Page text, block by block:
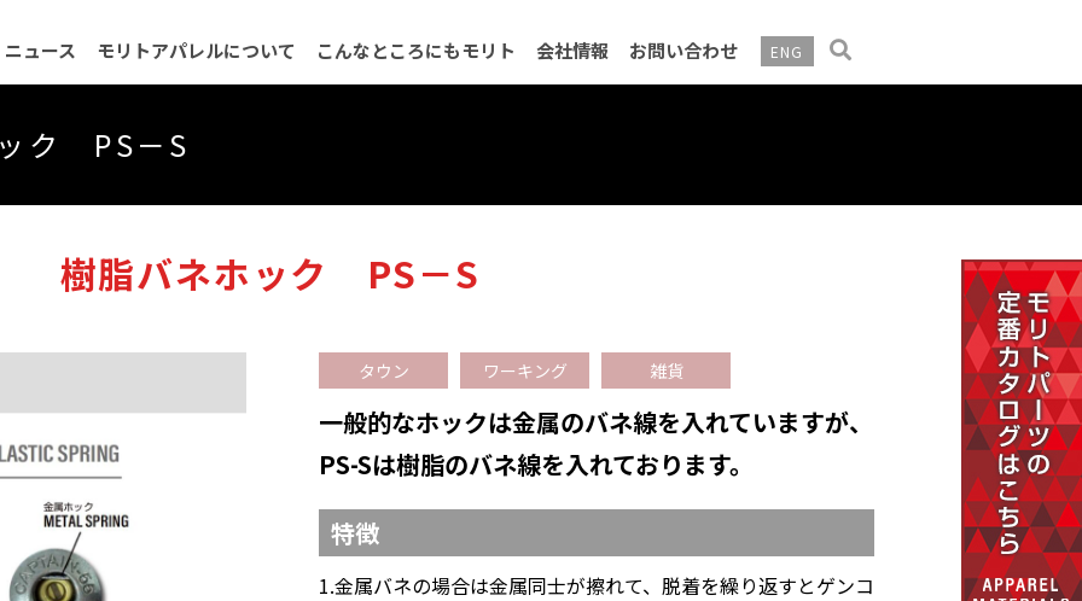
ニュース モリトアパレルについて こんなところにもモリト 会社情報 お問い合わせ ENG
ク PS－S
樹脂バネホック PS－S
タウン ワーキング 雑貨
一般的なホックは金属のバネ線を入れていますが、
PS-Sは樹脂のバネ線を入れております。
特徴
1.金属バネの場合は金属同士が擦れて、脱着を繰り返すとゲンコ